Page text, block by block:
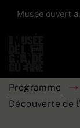
Musée ouvert
Programme
Découverte de